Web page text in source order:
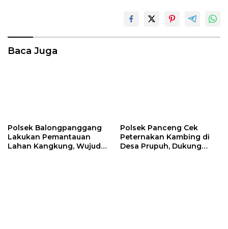
Baca Juga
Polsek Balongpanggang
Lakukan Pemantauan
Lahan Kangkung, Wujud
Polsek Panceng Cek
Peternakan Kambing di
Desa Prupuh, Dukung